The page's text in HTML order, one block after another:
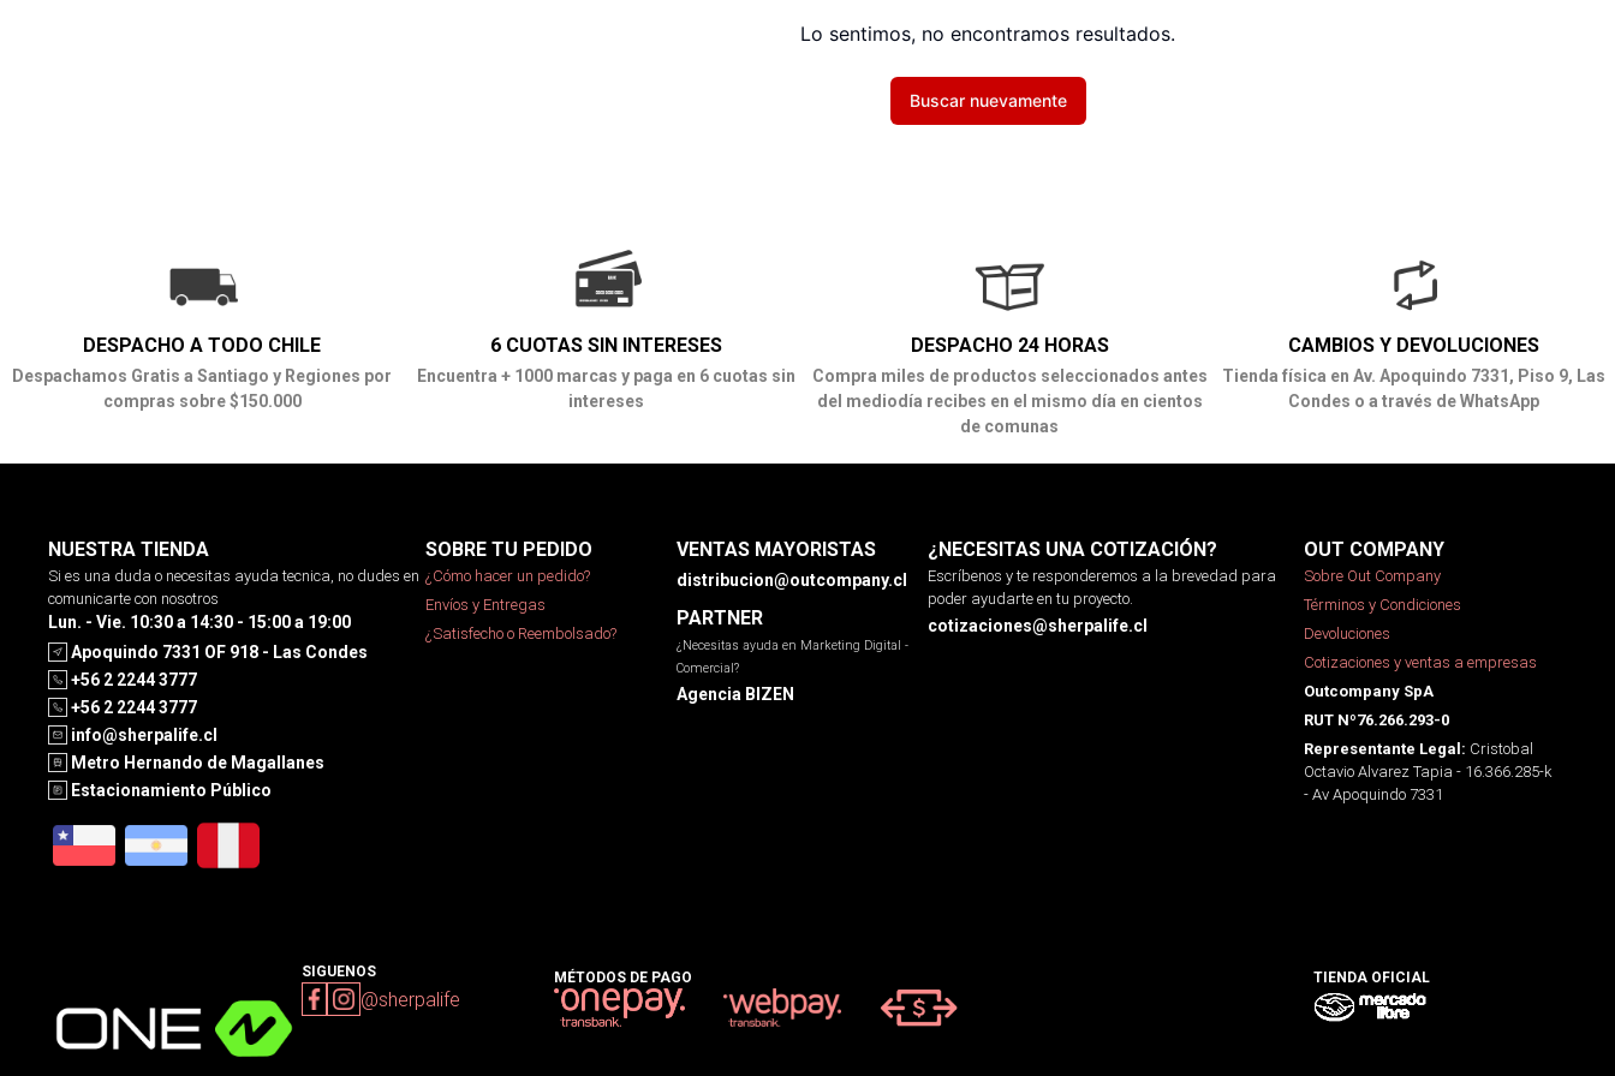
Lo sentimos, no encontramos resultados.
Buscar nuevamente
DESPACHO A TODO CHILE
Despachamos Gratis a Santiago y Regiones por
compras sobre $150.000
6 CUOTAS SIN INTERESES
Encuentra + 1000 marcas y paga en 6 cuotas sin
intereses
DESPACHO 24 HORAS
Compra miles de productos seleccionados antes
del mediodía recibes en el mismo día en cientos
de comunas
CAMBIOS Y DEVOLUCIONES
Tienda física en Av. Apoquindo 7331, Piso 9, Las
Condes o a través de WhatsApp
NUESTRA TIENDA
Si es una duda o necesitas ayuda tecnica, no dudes en
comunicarte con nosotros
Lun. - Vie. 10:30 a 14:30 - 15:00 a 19:00
Apoquindo 7331 OF 918 - Las Condes
+56 2 2244 3777
+56 2 2244 3777
info@sherpalife.cl
Metro Hernando de Magallanes
Estacionamiento Público
SOBRE TU PEDIDO
¿Cómo hacer un pedido?
Envíos y Entregas
¿Satisfecho o Reembolsado?
VENTAS MAYORISTAS
distribucion@outcompany.cl
PARTNER
¿Necesitas ayuda en Marketing Digital -
Comercial?
Agencia BIZEN
¿NECESITAS UNA COTIZACIÓN?
Escríbenos y te responderemos a la brevedad para
poder ayudarte en tu proyecto.
cotizaciones@sherpalife.cl
OUT COMPANY
Sobre Out Company
Términos y Condiciones
Devoluciones
Cotizaciones y ventas a empresas
Outcompany SpA
RUT Nº76.266.293-0
Representante Legal: Cristobal
Octavio Alvarez Tapia - 16.366.285-k
- Av Apoquindo 7331
SIGUENOS
@sherpalife
MÉTODOS DE PAGO TIENDA OFICIAL